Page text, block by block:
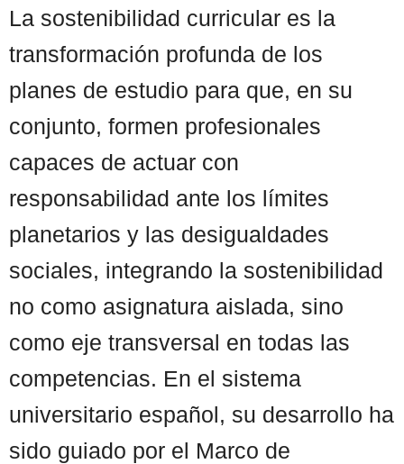
La sostenibilidad curricular es la
transformación profunda de los
planes de estudio para que, en su
conjunto, formen profesionales
capaces de actuar con
responsabilidad ante los límites
planetarios y las desigualdades
sociales, integrando la sostenibilidad
no como asignatura aislada, sino
como eje transversal en todas las
competencias. En el sistema
universitario español, su desarrollo ha
sido guiado por el Marco de